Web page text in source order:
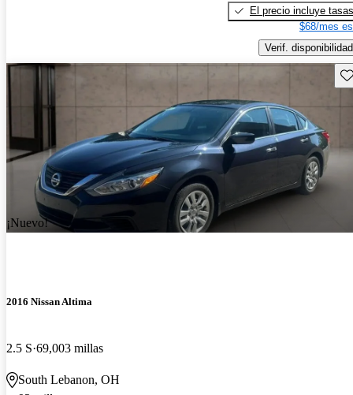
El precio incluye tasas
$68/mes
Verif. disponibilidad
¡Nuevo!
2016 Nissan Altima
2.5 S 69,003 millas
South Lebanon, OH